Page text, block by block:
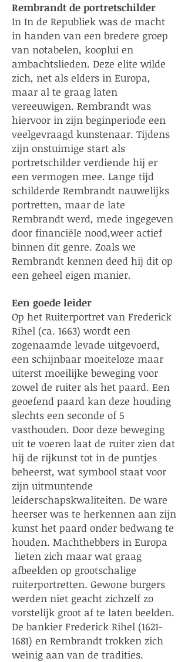
Rembrandt de portretschilder
In In de Republiek was de macht
in handen van een bredere groep
van notabelen, kooplui en
ambachtslieden. Deze elite wilde
zich, net als elders in Europa,
maar al te graag laten
vereeuwigen. Rembrandt was
hiervoor in zijn beginperiode een
veelgevraagd kunstenaar. Tijdens
zijn onstuimige start als
portretschilder verdiende hij er
een vermogen mee. Lange tijd
schilderde Rembrandt nauwelijks
portretten, maar de late
Rembrandt werd, mede ingegeven
door financiële nood,weer actief
binnen dit genre. Zoals we
Rembrandt kennen deed hij dit op
een geheel eigen manier.
Een goede leider
Op het Ruiterportret van Frederick
Rihel (ca. 1663) wordt een
zogenaamde levade uitgevoerd,
een schijnbaar moeiteloze maar
uiterst moeilijke beweging voor
zowel de ruiter als het paard. Een
geoefend paard kan deze houding
slechts een seconde of 5
vasthouden. Door deze beweging
uit te voeren laat de ruiter zien dat
hij de rijkunst tot in de puntjes
beheerst, wat symbool staat voor
zijn uitmuntende
leiderschapskwaliteiten. De ware
heerser was te herkennen aan zijn
kunst het paard onder bedwang te
houden. Machthebbers in Europa
lieten zich maar wat graag
afbeelden op grootschalige
ruiterportretten. Gewone burgers
werden niet geacht zichzelf zo
vorstelijk groot af te laten beelden.
De bankier Frederick Rihel (1621-
1681) en Rembrandt trokken zich
weinig aan van de tradities.